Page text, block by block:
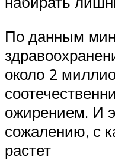
По данным
около 2
ожирением. И
сожалению, с
растет